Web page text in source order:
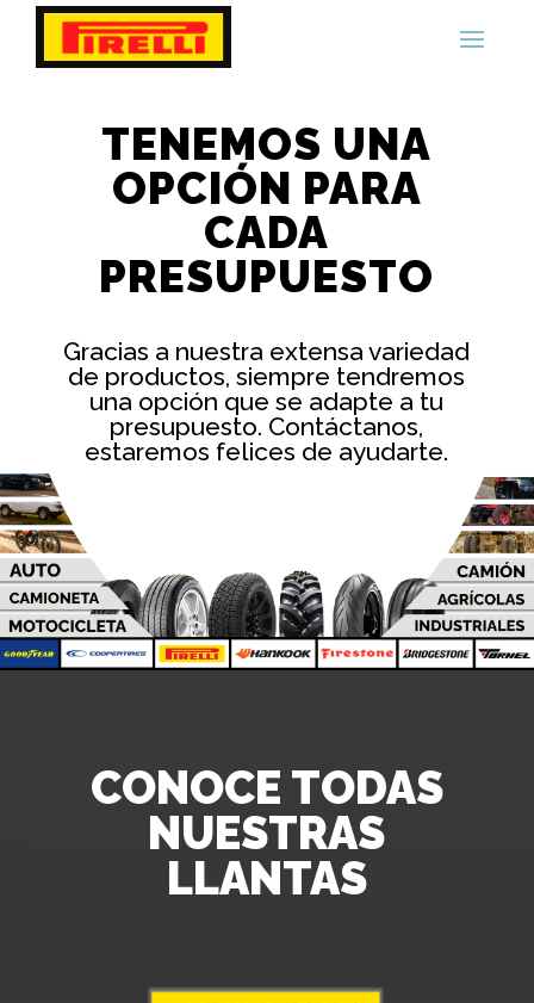
TENEMOS UNA
OPCIÓN PARA
CADA
PRESUPUESTO
Gracias a nuestra extensa variedad
de productos, siempre tendremos
una opción que se adapte a tu
presupuesto. Contáctanos,
estaremos felices de ayudarte.
CONOCE TODAS
NUESTRAS
LLANTAS